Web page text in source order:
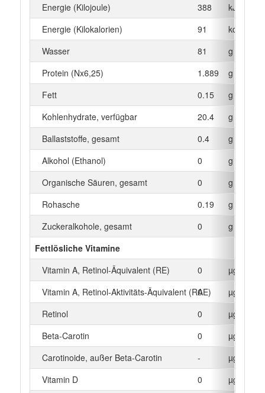
Energie (Kilojoule)
388
kJ
Energie (Kilokalorien)
91
kcal
Wasser
81
g
Protein (Nx6,25)
1.889
g
Fett
0.15
g
Kohlenhydrate, verfügbar
20.4
g
Ballaststoffe, gesamt
0.4
g
Alkohol (Ethanol)
0
g
Organische Säuren, gesamt
0
g
Rohasche
0.19
g
Zuckeralkohole, gesamt
0
g
Fettlösliche Vitamine
Vitamin A, Retinol-Äquivalent (RE)
0
µg
Vitamin A, Retinol-Aktivitäts-Äquivalent (RAE)
0
µg
Retinol
0
µg
Beta‑Carotin
0
µg
Carotinoide, außer Beta-Carotin
-
µg
Vitamin D
0
µg